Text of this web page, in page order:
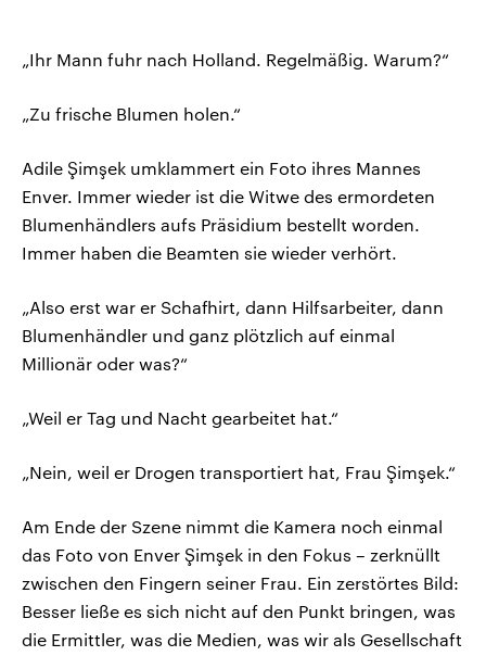
„Ihr Mann fuhr nach Holland. Regelmäßig. Warum?“
„Zu frische Blumen holen.“
Adile Şimşek umklammert ein Foto ihres Mannes
Enver. Immer wieder ist die Witwe des ermordeten
Blumenhändlers aufs Präsidium bestellt worden.
Immer haben die Beamten sie wieder verhört.
„Also erst war er Schafhirt, dann Hilfsarbeiter, dann
Blumenhändler und ganz plötzlich auf einmal
Millionär oder was?“
„Weil er Tag und Nacht gearbeitet hat.“
„Nein, weil er Drogen transportiert hat, Frau Şimşek.“
Am Ende der Szene nimmt die Kamera noch einmal
das Foto von Enver Şimşek in den Fokus – zerknüllt
zwischen den Fingern seiner Frau. Ein zerstörtes Bild:
Besser ließe es sich nicht auf den Punkt bringen, was
die Ermittler, was die Medien, was wir als Gesellschaft